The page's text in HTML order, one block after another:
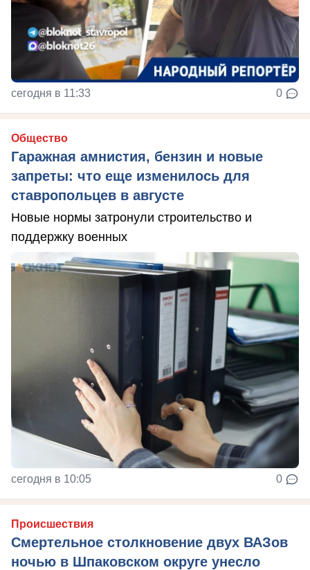
сегодня в 11:33 0
Общество
Гаражная амнистия, бензин и новые
запреты: что еще изменилось для
ставропольцев в августе
Новые нормы затронули строительство и
поддержку военных
сегодня в 10:05 0
Происшествия
Смертельное столкновение двух ВАЗов
ночью в Шпаковском округе унесло